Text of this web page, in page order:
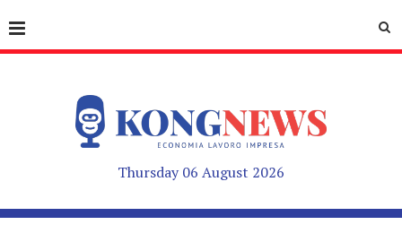
Thursday 06 August 2026